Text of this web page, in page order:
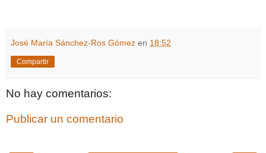
José María Sánchez-Ros Gómez en 18:52
Compartir
No hay comentarios:
Publicar un comentario